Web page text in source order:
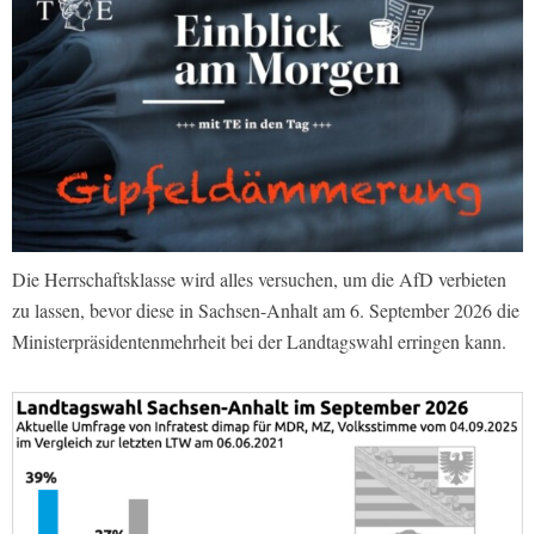
Die Herrschaftsklasse wird alles versuchen, um die AfD verbieten
zu lassen, bevor diese in Sachsen-Anhalt am 6. September 2026 die
Ministerpräsidentenmehrheit bei der Landtagswahl erringen kann.